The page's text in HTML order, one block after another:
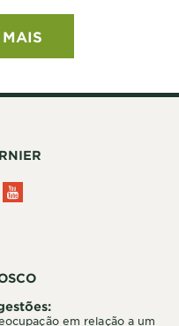
em relação a um